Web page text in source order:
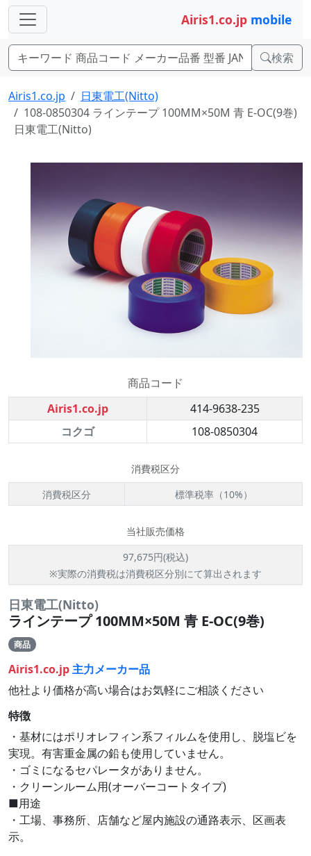
Airis1.co.jp mobile
検索
Airis1.co.jp
日東電工(Nitto)
108-0850304 ラインテープ 100MM×50M 青 E-OC(9巻)
日東電工(Nitto)
商品コード
Airis1.co.jp
414-9638-235
コクゴ
108-0850304
消費税区分
消費税区分
標準税率（10%）
当社販売価格
97,675円(税込)
※実際の消費税は消費税区分別にて算出されます
日東電工(Nitto)
ラインテープ 100MM×50M 青 E-OC(9巻)
商品
Airis1.co.jp主力メーカー品
他社より価格が高い場合はお気軽にご相談ください
特徴
・基材にはポリオレフィン系フィルムを使用し、脱塩ビを
実現。有害重金属の鉛も使用していません。
・ゴミになるセパレータがありません。
・クリーンルーム用(オーバーコートタイプ)
■用途
・工場、事務所、店舗など屋内施設の通路表示、区画表
示。